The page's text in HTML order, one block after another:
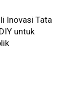
Inovasi Tata
untuk